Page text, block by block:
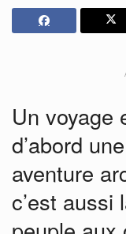
Un voyage
d’abord
aventure
c’est aussi